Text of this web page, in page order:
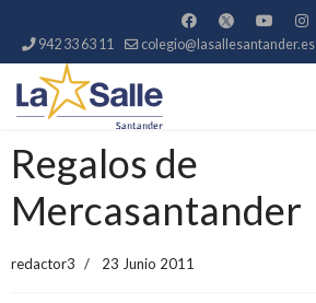
942 33 63 11 colegio@lasallesantander.es
Regalos de
Mercasantander
redactor3 23 Junio 2011